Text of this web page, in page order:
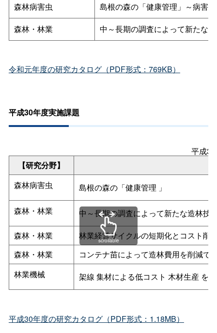
森林病害虫
島根の森の「健康管理」～病害
森林・林業
中～長期の調査によって新たな
令和元年度の研究カタログ（PDF形式：769KB）
平成30年度実施課題
平成
【研究分野】
森林病害虫
島根の森の「健康管理 」
森林・林業
中～長期の調査によって新たな造林技
森林・林業
林業経営サイクルの短期化とコスト削
森林・林業
コンテナ苗によって造林費用を削減で
林業機械
架線 集材による低コスト 木材生産 を
scrollable
平成30年度の研究カタログ（PDF形式：1.18MB）